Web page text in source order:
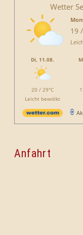
Wetter
19
Di, 11.08.
20 / 29°C
Leicht bewölkt
Anfahrt